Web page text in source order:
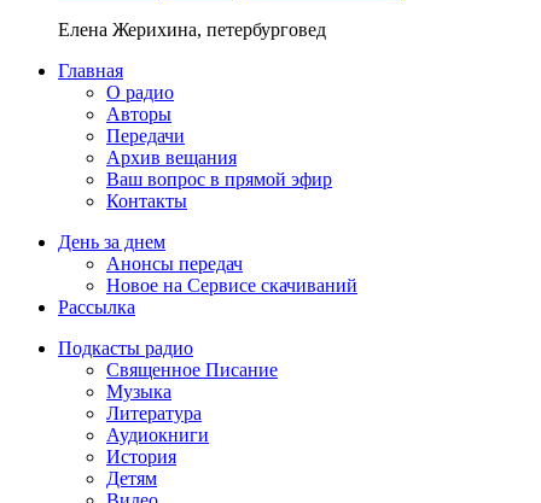
Елена Жерихина, петербурговед
Главная
О радио
Авторы
Передачи
Архив вещания
Ваш вопрос в прямой эфир
Контакты
День за днем
Анонсы передач
Новое на Сервисе скачиваний
Рассылка
Подкасты радио
Священное Писание
Музыка
Литература
Аудиокниги
История
Детям